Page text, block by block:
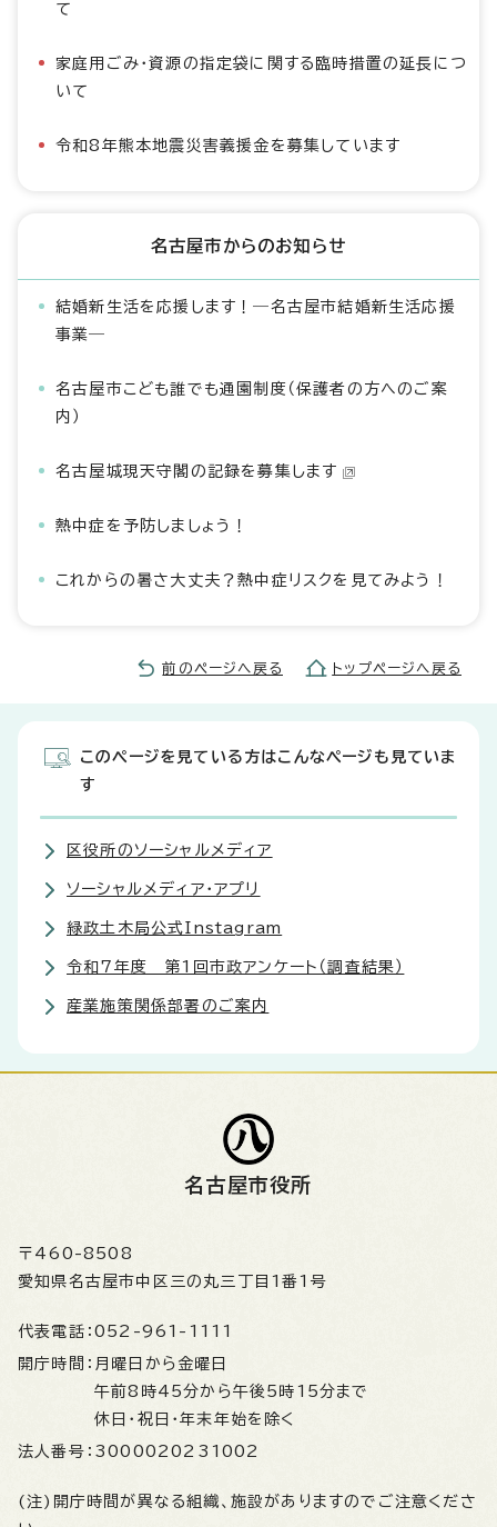
て
家庭用ごみ・資源の指定袋に関する臨時措置の延長につ
いて
令和8年熊本地震災害義援金を募集しています
名古屋市からのお知らせ
結婚新生活を応援します！―名古屋市結婚新生活応援
事業―
名古屋市こども誰でも通園制度（保護者の方へのご案
内）
名古屋城現天守閣の記録を募集します
熱中症を予防しましょう！
これからの暑さ大丈夫？熱中症リスクを見てみよう！
前のページへ戻る トップページへ戻る
このページを見ている方はこんなページも見ていま
す
区役所のソーシャルメディア
ソーシャルメディア・アプリ
緑政土木局公式Instagram
令和7年度 第1回市政アンケート（調査結果）
産業施策関係部署のご案内
名古屋市役所
〒460-8508
愛知県名古屋市中区三の丸三丁目1番1号
代表電話： 052-961-1111
開庁時間： 月曜日から金曜日
午前8時45分から午後5時15分まで
休日・祝日・年末年始を除く
法人番号： 3000020231002
(注)開庁時間が異なる組織、施設がありますのでご注意くださ